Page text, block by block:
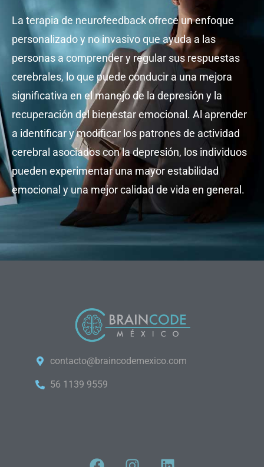
La terapia de neurofeedback ofrece un enfoque
personalizado y no invasivo que ayuda a las
personas a comprender y regular sus respuestas
cerebrales, lo que puede conducir a una mejora
significativa en el manejo de la depresión y la
recuperación del bienestar emocional. Al aprender
a identificar y modificar los patrones de actividad
cerebral asociados con la depresión, los individuos
pueden experimentar una mayor estabilidad
emocional y una mejor calidad de vida en general.
contacto@braincodemexico.com
56 1139 9559